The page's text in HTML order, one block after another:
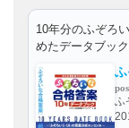
10年分のふぞろ
めたデータブック
ふ